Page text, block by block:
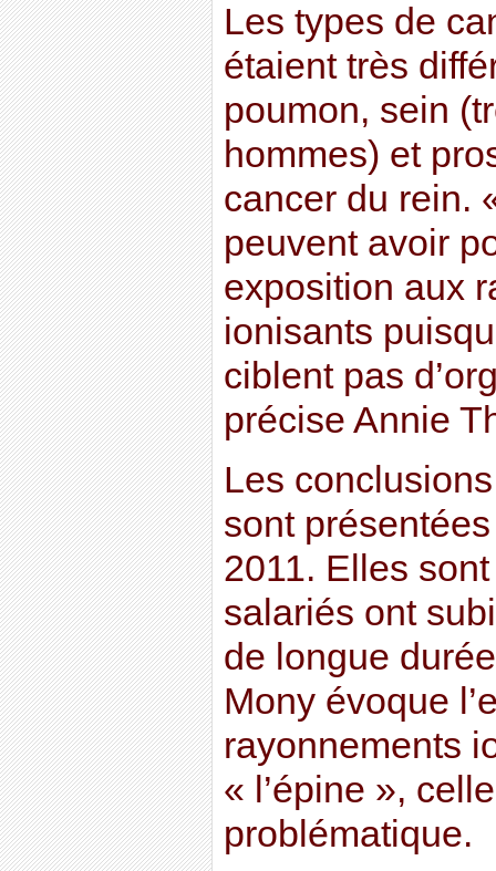
Les types de
étaient très
poumon, sein
hommes) et
cancer du rein.
peuvent avoir
exposition aux
ionisants
ciblent pas
précise Annie
Les
sont
2011. Elles
salariés ont
de longue
Mony évoque
rayonnements
« l’épine »,
problématique.